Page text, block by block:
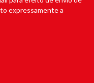
expressamente a